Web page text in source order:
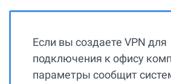
Если вы создаете VPN для
подключения к офису
параметры сообщит